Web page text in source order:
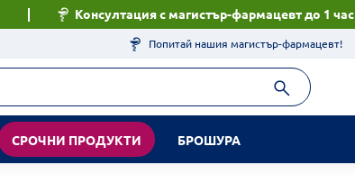
Консултация с магистър-фармацевт до 1 час
Попитай нашия магистър-фармацевт!
СРОЧНИ ПРОДУКТИ БРОШУРА